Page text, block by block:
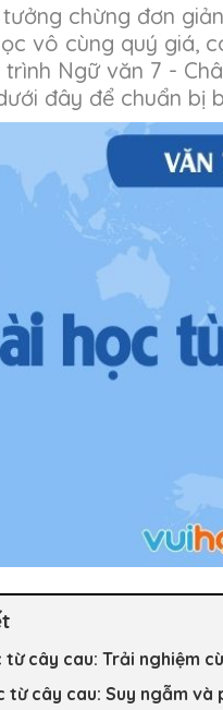
chừng đơn
vô cùng quý giá,
Ngữ văn 7 -
đây để chuẩn bị
từ cây cau: Trải nghiệm
từ cây cau: Suy ngẫm và